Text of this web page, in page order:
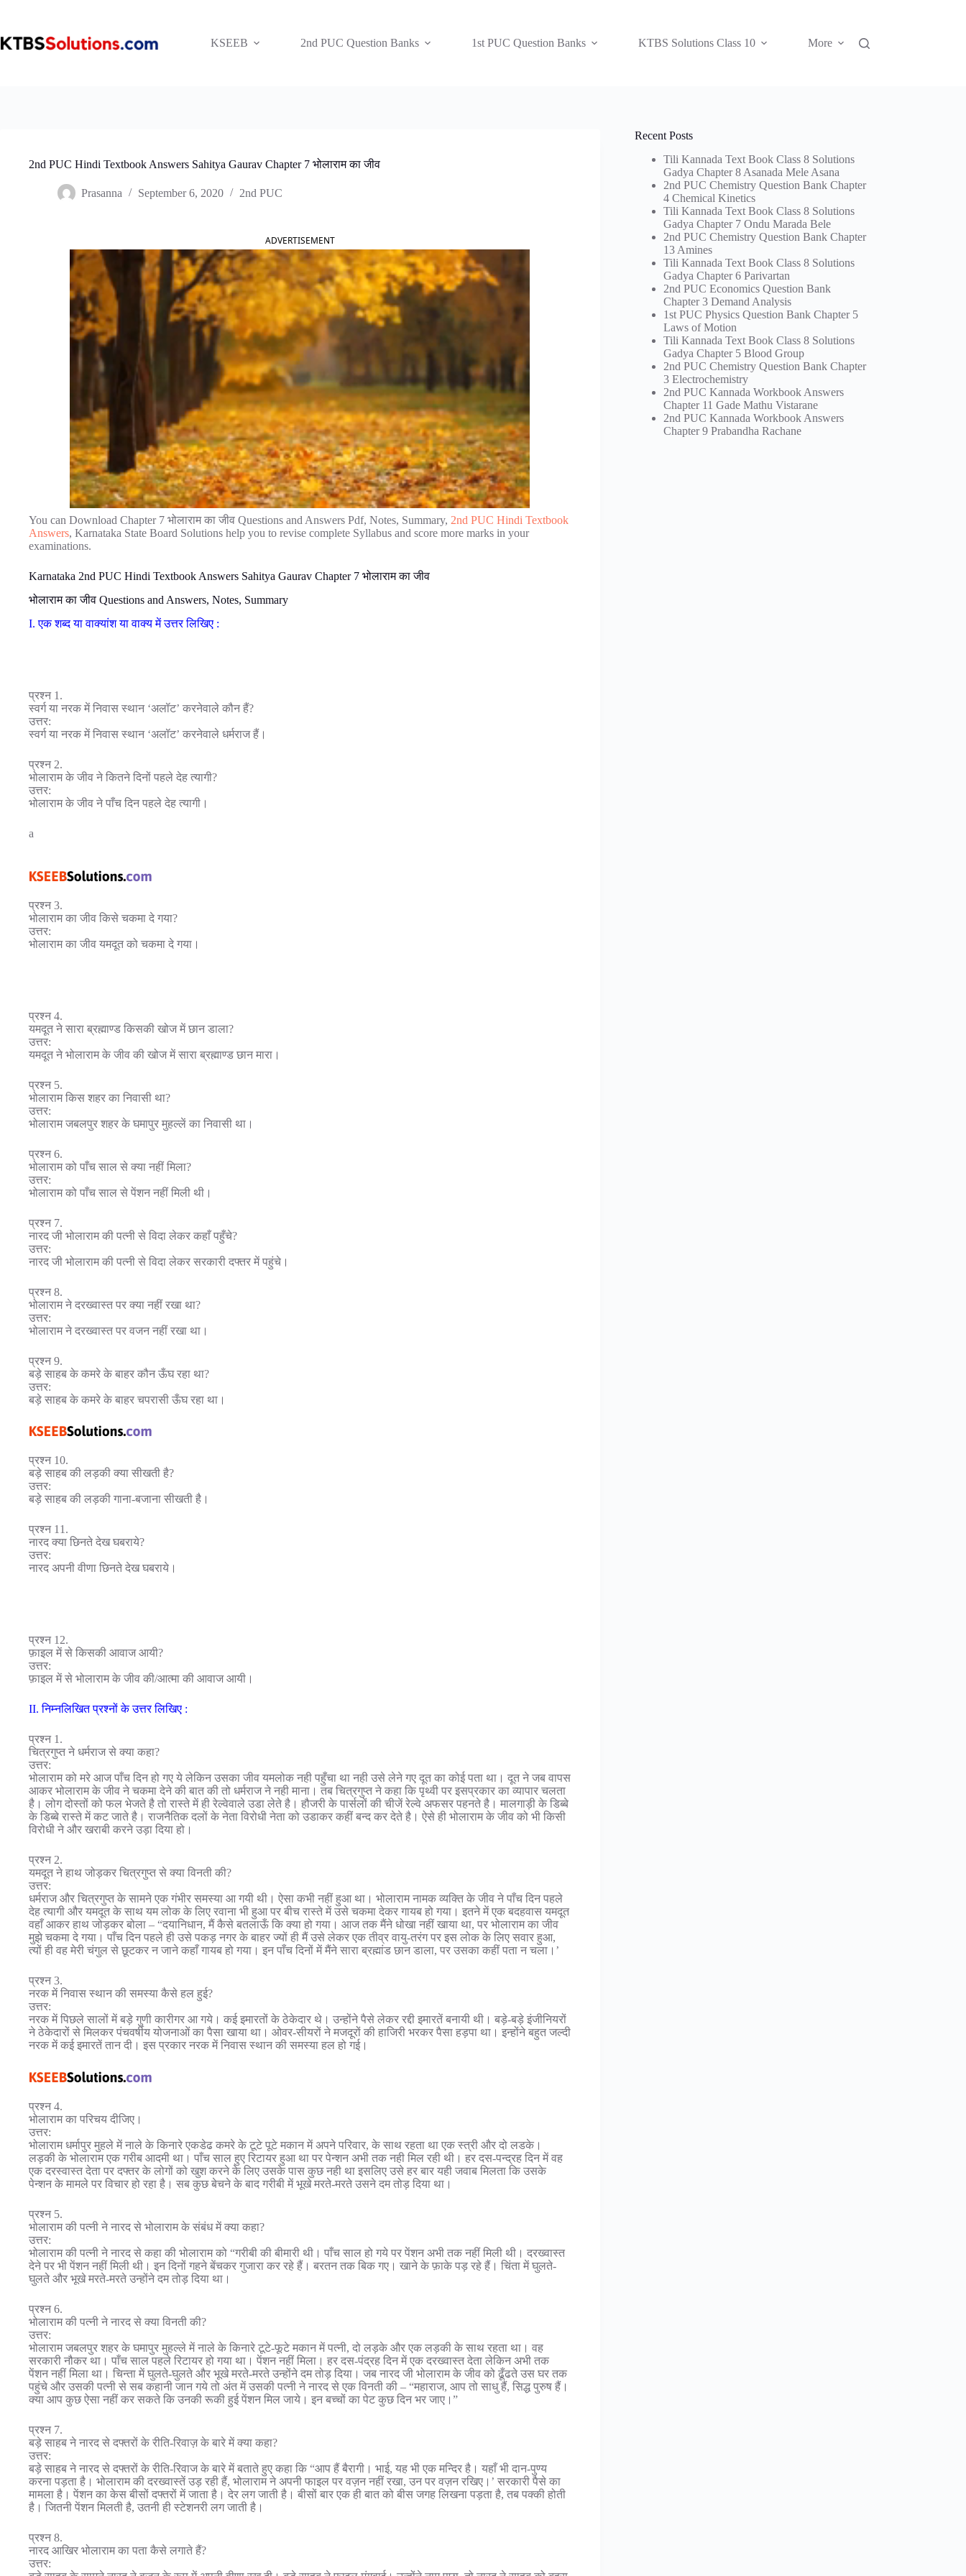
KSEEB
2nd PUC Question Banks 1st PUC Question Banks KTBS Solutions Class 10 More
2nd PUC Hindi Textbook Answers Sahitya Gaurav Chapter 7 भोलाराम का जीव
Prasanna September 6, 2020 2nd PUC
ADVERTISEMENT
You can Download Chapter 7 भोलाराम का जीव Questions and Answers Pdf, Notes, Summary, 2nd PUC Hindi Textbook
Answers, Karnataka State Board Solutions help you to revise complete Syllabus and score more marks in your
examinations.
Karnataka 2nd PUC Hindi Textbook Answers Sahitya Gaurav Chapter 7 भोलाराम का जीव
भोलाराम का जीव Questions and Answers, Notes, Summary
I. एक शब्द या वाक्यांश या वाक्य में उत्तर लिखिए :
प्रश्न 1.
स्वर्ग या नरक में निवास स्थान ‘अलॉट’ करनेवाले कौन हैं?
उत्तर:
स्वर्ग या नरक में निवास स्थान ‘अलॉट’ करनेवाले धर्मराज हैं।
प्रश्न 2.
भोलाराम के जीव ने कितने दिनों पहले देह त्यागी?
उत्तर:
भोलाराम के जीव ने पाँच दिन पहले देह त्यागी।
a
प्रश्न 3.
भोलाराम का जीव किसे चकमा दे गया?
उत्तर:
भोलाराम का जीव यमदूत को चकमा दे गया।
प्रश्न 4.
यमदूत ने सारा ब्रह्माण्ड किसकी खोज में छान डाला?
उत्तर:
यमदूत ने भोलाराम के जीव की खोज में सारा ब्रह्माण्ड छान मारा।
प्रश्न 5.
भोलाराम किस शहर का निवासी था?
उत्तर:
भोलाराम जबलपुर शहर के घमापुर मुहल्लें का निवासी था।
प्रश्न 6.
भोलाराम को पाँच साल से क्या नहीं मिला?
उत्तर:
भोलाराम को पाँच साल से पेंशन नहीं मिली थी।
प्रश्न 7.
नारद जी भोलाराम की पत्नी से विदा लेकर कहाँ पहुँचे?
उत्तर:
नारद जी भोलाराम की पत्नी से विदा लेकर सरकारी दफ्तर में पहुंचे।
प्रश्न 8.
भोलाराम ने दरख्वास्त पर क्या नहीं रखा था?
उत्तर:
भोलाराम ने दरख्वास्त पर वजन नहीं रखा था।
प्रश्न 9.
बड़े साहब के कमरे के बाहर कौन ऊँघ रहा था?
उत्तर:
बड़े साहब के कमरे के बाहर चपरासी ऊँघ रहा था।
प्रश्न 10.
बड़े साहब की लड़की क्या सीखती है?
उत्तर:
बड़े साहब की लड़की गाना-बजाना सीखती है।
प्रश्न 11.
नारद क्या छिनते देख घबराये?
उत्तर:
नारद अपनी वीणा छिनते देख घबराये।
प्रश्न 12.
फ़ाइल में से किसकी आवाज आयी?
उत्तर:
फ़ाइल में से भोलाराम के जीव की/आत्मा की आवाज आयी।
II. निम्नलिखित प्रश्नों के उत्तर लिखिए :
प्रश्न 1.
चित्रगुप्त ने धर्मराज से क्या कहा?
उत्तर:
भोलाराम को मरे आज पाँच दिन हो गए ये लेकिन उसका जीव यमलोक नही पहुँचा था नही उसे लेने गए दूत का कोई पता था। दूत ने जब वापस
आकर भोलाराम के जीव ने चकमा देने की बात की तो धर्मराज ने नही माना। तब चित्रगुप्त ने कहा कि पृथ्वी पर इसप्रकार का व्यापार चलता
है। लोग दोस्तों को फल भेजते है तो रास्ते में ही रेल्वेवाले उडा लेते है। हौजरी के पार्सलों की चीजें रेल्वे अफसर पहनते है। मालगाड़ी के डिब्बे
के डिब्बे रास्ते में कट जाते है। राजनैतिक दलों के नेता विरोधी नेता को उडाकर कहीं बन्द कर देते है। ऐसे ही भोलाराम के जीव को भी किसी
विरोधी ने और खराबी करने उड़ा दिया हो।
प्रश्न 2.
यमदूत ने हाथ जोड़कर चित्रगुप्त से क्या विनती की?
उत्तर:
धर्मराज और चित्रगुप्त के सामने एक गंभीर समस्या आ गयी थी। ऐसा कभी नहीं हुआ था। भोलाराम नामक व्यक्ति के जीव ने पाँच दिन पहले
देह त्यागी और यमदूत के साथ यम लोक के लिए रवाना भी हुआ पर बीच रास्ते में उसे चकमा देकर गायब हो गया। इतने में एक बदहवास यमदूत
वहाँ आकर हाथ जोड़कर बोला – “दयानिधान, मैं कैसे बतलाऊँ कि क्या हो गया। आज तक मैंने धोखा नहीं खाया था, पर भोलाराम का जीव
मुझे चकमा दे गया। पाँच दिन पहले ही उसे पकड़ नगर के बाहर ज्यों ही मैं उसे लेकर एक तीव्र वायु-तरंग पर इस लोक के लिए सवार हुआ,
त्यों ही वह मेरी चंगुल से छूटकर न जाने कहाँ गायब हो गया। इन पाँच दिनों में मैंने सारा ब्रह्मांड छान डाला, पर उसका कहीं पता न चला।’
प्रश्न 3.
नरक में निवास स्थान की समस्या कैसे हल हुई?
उत्तर:
नरक में पिछले सालों में बड़े गुणी कारीगर आ गये। कई इमारतों के ठेकेदार थे। उन्होंने पैसे लेकर रद्दी इमारतें बनायी थी। बड़े-बड़े इंजीनियरों
ने ठेकेदारों से मिलकर पंचवर्षीय योजनाओं का पैसा खाया था। ओवर-सीयरों ने मजदूरों की हाजिरी भरकर पैसा हड़पा था। इन्होंने बहुत जल्दी
नरक में कई इमारतें तान दी। इस प्रकार नरक में निवास स्थान की समस्या हल हो गई।
प्रश्न 4.
भोलाराम का परिचय दीजिए।
उत्तर:
भोलाराम धर्मापुर मुहले में नाले के किनारे एकडेढ कमरे के टूटे पूटे मकान में अपने परिवार, के साथ रहता था एक स्त्री और दो लडके।
लड़की के भोलाराम एक गरीब आदमी था। पाँच साल हुए रिटायर हुआ था पर पेन्शन अभी तक नही मिल रही थी। हर दस-पन्द्रह दिन में वह
एक दरस्वास्त देता पर दफ्तर के लोगों को खुश करने के लिए उसके पास कुछ नही था इसलिए उसे हर बार यही जवाब मिलता कि उसके
पेन्शन के मामले पर विचार हो रहा है। सब कुछ बेचने के बाद गरीबी में भूखे मरते-मरते उसने दम तोड़ दिया था।
प्रश्न 5.
भोलाराम की पत्नी ने नारद से भोलाराम के संबंध में क्या कहा?
उत्तर:
भोलाराम की पत्नी ने नारद से कहा की भोलाराम को “गरीबी की बीमारी थी। पाँच साल हो गये पर पेंशन अभी तक नहीं मिली थी। दरख्वास्त
देने पर भी पेंशन नहीं मिली थी। इन दिनों गहने बेंचकर गुजारा कर रहे हैं। बरतन तक बिक गए। खाने के फ़ाके पड़ रहे हैं। चिंता में घुलते-
घुलते और भूखे मरते-मरते उन्होंने दम तोड़ दिया था।
प्रश्न 6.
भोलाराम की पत्नी ने नारद से क्या विनती की?
उत्तर:
भोलाराम जबलपुर शहर के घमापुर मुहल्ले में नाले के किनारे टूटे-फूटे मकान में पत्नी, दो लड़के और एक लड़की के साथ रहता था। वह
सरकारी नौकर था। पाँच साल पहले रिटायर हो गया था। पेंशन नहीं मिला। हर दस-पंद्रह दिन में एक दरख्वास्त देता लेकिन अभी तक
पेंशन नहीं मिला था। चिन्ता में घुलते-घुलते और भूखे मरते-मरते उन्होंने दम तोड़ दिया। जब नारद जी भोलाराम के जीव को ढूँढते उस घर तक
पहुंचे और उसकी पत्नी से सब कहानी जान गये तो अंत में उसकी पत्नी ने नारद से एक विनती की – “महाराज, आप तो साधु हैं, सिद्ध पुरुष हैं।
क्या आप कुछ ऐसा नहीं कर सकते कि उनकी रूकी हुई पेंशन मिल जाये। इन बच्चों का पेट कुछ दिन भर जाए।”
प्रश्न 7.
बड़े साहब ने नारद से दफ्तरों के रीति-रिवाज़ के बारे में क्या कहा?
उत्तर:
बड़े साहब ने नारद से दफ्तरों के रीति-रिवाज के बारे में बताते हुए कहा कि “आप हैं बैरागी। भाई, यह भी एक मन्दिर है। यहाँ भी दान-पुण्य
करना पड़ता है। भोलाराम की दरख्वास्तें उड़ रही हैं, भोलाराम ने अपनी फाइल पर वज़न नहीं रखा, उन पर वज़न रखिए।’ सरकारी पैसे का
मामला है। पेंशन का केस बीसों दफ्तरों में जाता है। देर लग जाती है। बीसों बार एक ही बात को बीस जगह लिखना पड़ता है, तब पक्की होती
है। जितनी पेंशन मिलती है, उतनी ही स्टेशनरी लग जाती है।
प्रश्न 8.
नारद आखिर भोलाराम का पता कैसे लगाते हैं?
उत्तर:
Recent Posts
Tili Kannada Text Book Class 8 Solutions
Gadya Chapter 8 Asanada Mele Asana
2nd PUC Chemistry Question Bank Chapter
4 Chemical Kinetics
Tili Kannada Text Book Class 8 Solutions
Gadya Chapter 7 Ondu Marada Bele
2nd PUC Chemistry Question Bank Chapter
13 Amines
Tili Kannada Text Book Class 8 Solutions
Gadya Chapter 6 Parivartan
2nd PUC Economics Question Bank
Chapter 3 Demand Analysis
1st PUC Physics Question Bank Chapter 5
Laws of Motion
Tili Kannada Text Book Class 8 Solutions
Gadya Chapter 5 Blood Group
2nd PUC Chemistry Question Bank Chapter
3 Electrochemistry
2nd PUC Kannada Workbook Answers
Chapter 11 Gade Mathu Vistarane
2nd PUC Kannada Workbook Answers
Chapter 9 Prabandha Rachane